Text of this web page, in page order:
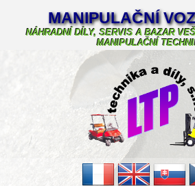
MANIPULAČNÍ
NÁHRADNÍ DÍLY, SERVIS A BAZAR
MANIPULAČNÍ